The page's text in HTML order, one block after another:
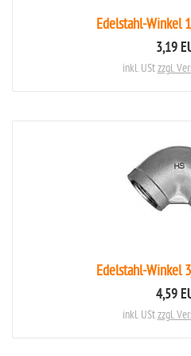
Edelstahl-Winkel
3,19
inkl. UStzzgl.
Edelstahl-Winkel
4,59
inkl. UStzzgl.